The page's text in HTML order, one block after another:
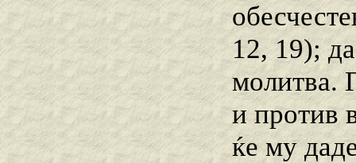
12, 19);
молитва.
и против
ќе му